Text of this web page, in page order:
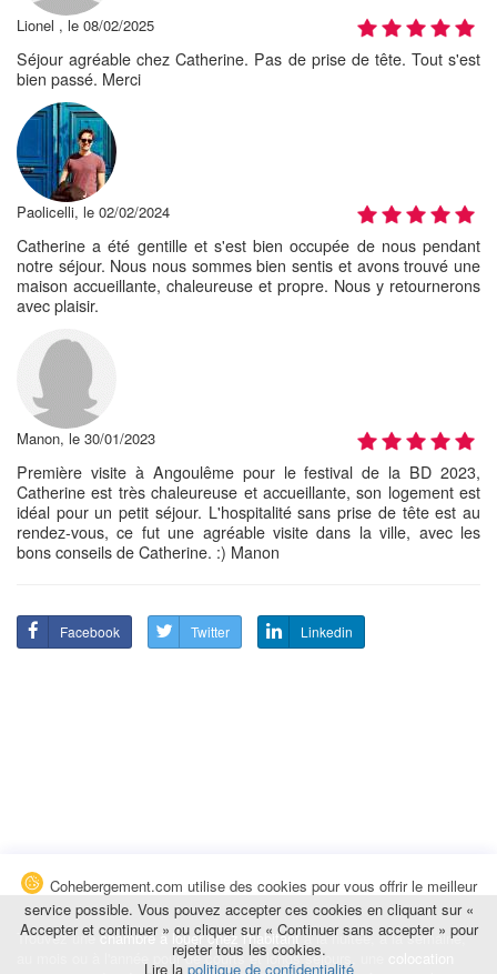
Lionel , le 08/02/2025
Séjour agréable chez Catherine. Pas de prise de tête. Tout s'est
bien passé. Merci
Paolicelli, le 02/02/2024
Catherine a été gentille et s'est bien occupée de nous pendant
notre séjour. Nous nous sommes bien sentis et avons trouvé une
maison accueillante, chaleureuse et propre. Nous y retournerons
avec plaisir.
Manon, le 30/01/2023
Première visite à Angoulême pour le festival de la BD 2023,
Catherine est très chaleureuse et accueillante, son logement est
idéal pour un petit séjour. L'hospitalité sans prise de tête est au
rendez-vous, ce fut une agréable visite dans la ville, avec les
bons conseils de Catherine. :) Manon
Facebook Twitter Linkedin
Trouvez unechambre à louer chez l'habitantà la nuitée, à la semaine,
au mois ou à l'année pour de courts et longs séjours, une
Cohebergement.com utilise des cookies pour vous offrir le meilleur
service possible. Vous pouvez accepter ces cookies en cliquant sur «
Accepter et continuer » ou cliquer sur « Continuer sans accepter » pour
rejeter tous les cookies.
Lire la politique de confidentialité